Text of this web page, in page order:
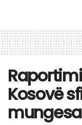
Kosovë